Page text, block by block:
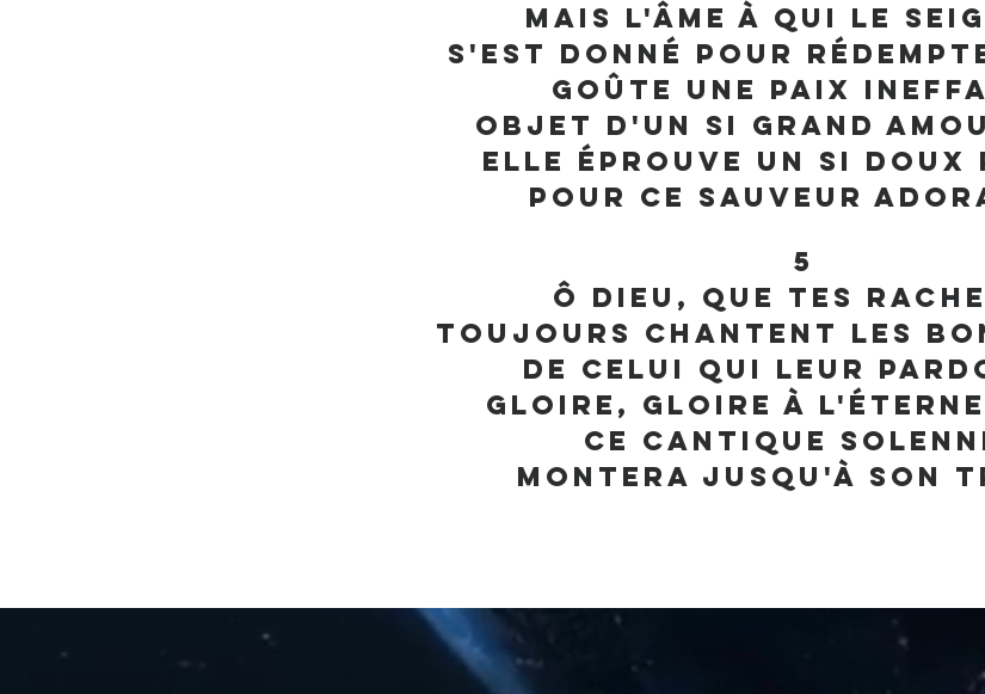
Mais l'âme à qui le
S'est donné pour
Goûte une paix
Objet d'un si grand
Elle éprouve un si
Pour ce Sauveur
5
Ô Dieu, que tes
Toujours chantent les
De celui qui leur
Gloire, gloire à
Ce cantique
Montera jusqu'à son